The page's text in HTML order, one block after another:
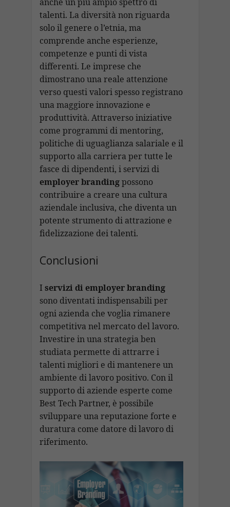
talenti. La diversità non riguarda
solo il genere o l’etnia, ma
comprende anche esperienze,
competenze e punti di vista
differenti. Le imprese che
dimostrano una reale attenzione
verso questi valori spesso registrano
una maggiore innovazione e
produttività. Attraverso iniziative
come programmi di mentoring,
politiche di uguaglianza salariale e il
supporto alla carriera per tutte le
fasce di dipendenti, i servizi di
employer brandingpossono
contribuire a creare una cultura
aziendale inclusiva, che diventa un
potente strumento di attrazione e
fidelizzazione dei talenti.
Conclusioni
I servizi di employer branding
sono diventati indispensabili per
ogni azienda che voglia rimanere
competitiva nel mercato del lavoro.
Investire in una strategia ben
studiata permette di attrarre i
talenti migliori e di mantenere un
ambiente di lavoro positivo. Con il
supporto di aziende esperte come
Best Tech Partner, è possibile
sviluppare una reputazione forte e
duratura come datore di lavoro di
riferimento.